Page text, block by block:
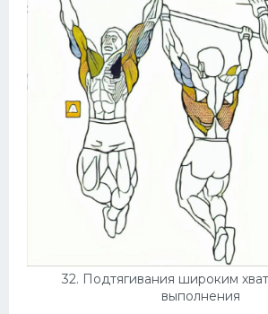
32. Подтягивания широким
выполнения